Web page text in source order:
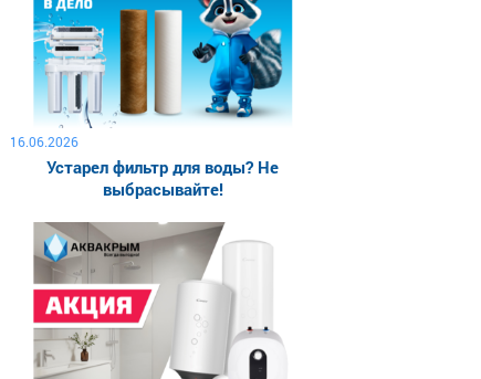
16.06.2026
Устарел фильтр для воды? Не
выбрасывайте!